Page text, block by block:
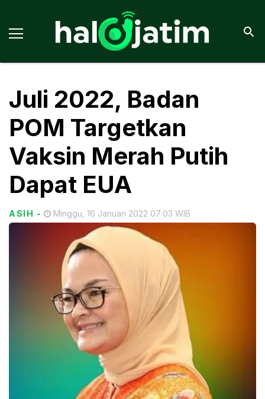
Juli 2022, Badan
POM Targetkan
Vaksin Merah Putih
Dapat EUA
ASIH - Minggu, 16 Januari 2022 07:03 WIB